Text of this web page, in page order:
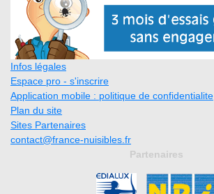
Infos légales
Espace pro - s'inscrire
Application mobile : politique de confidentialite
Plan du site
Sites Partenaires
contact@france-nuisibles.fr
Partenaires